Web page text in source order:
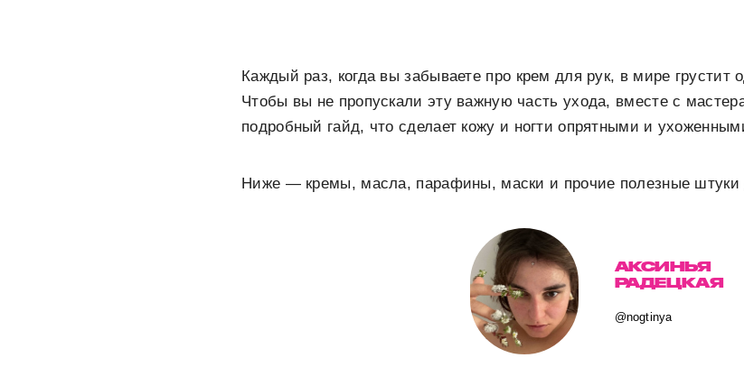
Каждый раз, когда вы забываете про крем для рук, в мире грустит
Чтобы вы не пропускали эту важную часть ухода, вместе с
подробный гайд, что сделает кожу и ногти опрятными и
Ниже — кремы, масла, парафины, маски и прочие полезные штуки
АКСИНЬЯ
РАДЕЦКАЯ
@nogtinya